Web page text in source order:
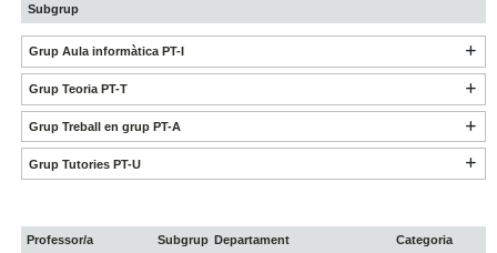
Subgrup
Grup Aula informàtica PT-I
Grup Teoria PT-T
Grup Treball en grup PT-A
Grup Tutories PT-U
Professor/a Subgrup Departament
Categoria